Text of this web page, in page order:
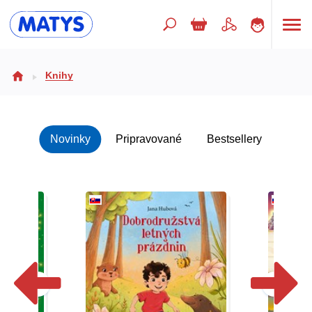
Doplnkový sortiment
Poézia
Populárno - náučné pre deti
Predškoláci
Výchova a pedagogika
Knihy
Novinky Pripravované Bestsellery